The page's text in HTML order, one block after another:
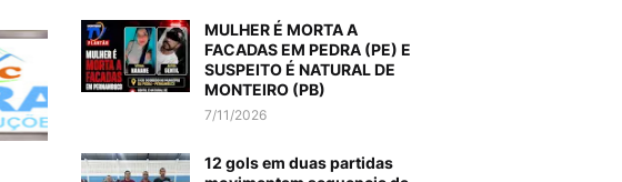
MULHER É MORTA A
FACADAS EM PEDRA (PE) E
SUSPEITO É NATURAL DE
MONTEIRO (PB)
7/11/2026
12 gols em duas partidas